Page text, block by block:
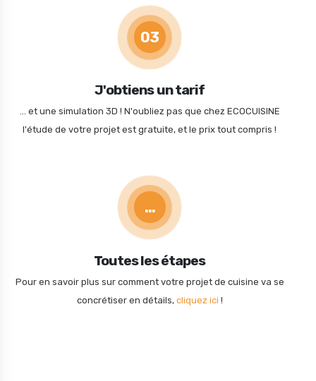
03
J'obtiens un tarif
... et une simulation 3D ! N'oubliez pas que chez ECOCUISINE
l'étude de votre projet est gratuite, et le prix tout compris !
...
Toutes les étapes
Pour en savoir plus sur comment votre projet de cuisine va se
concrétiser en détails, cliquez ici !